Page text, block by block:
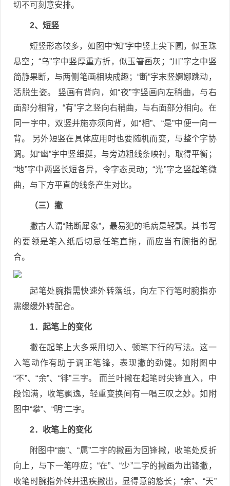
切不可刻意安排。
2、短竖
短竖形态较多，如图中“知”字中竖上尖下圆，似玉珠
悬空；“乌”字中竖厚重方折，似玉箸画灰；“川”字之中竖
简静果断，与两侧笔画相映成趣；“断”字末竖婀娜跳动，
活脱生姿。 竖画有背向，如“夜”字竖画向左稍曲，与右
面部分相背，“有”字之竖向右稍曲，与右面部分相向。在
同一字中，双竖并施亦须向背，如“相”、“是”中便一向一
背。 另外短竖在具体应用时也要随机而变，与整个字协
调。如“幽”字中竖细挺，与旁边粗线条映衬，取得平衡；
“地”字中两竖长短各异，令字态灵动；“光”字之竖起笔微
曲，与下方平直的线条产生对比。
（三）撇
撇古人谓“陆断犀象”，最易犯的毛病是轻飘。其书写
的要领是笔入纸后切忌任笔直拖，而应当有腕指的配
合。
起笔处腕指需快速外转落纸，向左下行笔时腕指亦
需缓缓外转配合。
1．起笔上的变化
撇在起笔上大多采用切入、顿笔下行的写法。这一
入笔动作有助于调正笔锋，表现撇的劲健。如附图中
“不”、“余”、“徘”三字。 而兰叶撇在起笔时尖锋直入，中
段饱满，收笔飘逸，轻重变换间有一唱三叹之妙。如附
图中“攀”、“明”二字。
2．收笔上的变化
附图中“鹿”、“属”二字的撇画为回锋撇，收笔处反折
向上，与下一笔呼应；“在”、“少”二字的撇画为出锋撇，
收笔时腕指外转并迅疾撇出，显得意韵悠长；“余”、“天”